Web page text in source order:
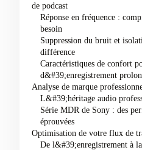
de podcast
Réponse en fréquence :
besoin
Suppression du bruit et
différence
Caractéristiques de confort
d&#39;enregistrement
Analyse de marque
L&#39;héritage audio
Série MDR de Sony : des
éprouvées
Optimisation de votre flux de
De l&#39;enregistrement à